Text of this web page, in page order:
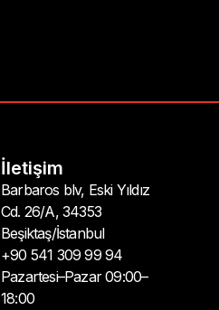
İletişim
Barbaros blv, Eski Yıldız
Cd. 26/A, 34353
Beşiktaş/İstanbul
+90 541 309 99 94
Pazartesi–Pazar 09:00–
18:00